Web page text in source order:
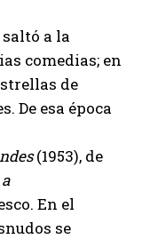
a la
comedias; en
de
De esa época
(1953), de
En el
se